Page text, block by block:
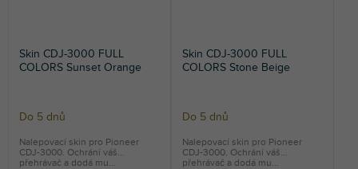
Skin CDJ-3000 FULL
COLORS Sunset Orange
Do 5 dnů
Nalepovací skin pro Pioneer
CDJ-3000. Ochrání váš
přehrávač a dodá mu...
Skin CDJ-3000 FULL
COLORS Stone Beige
Do 5 dnů
Nalepovací skin pro Pioneer
CDJ-3000. Ochrání váš
přehrávač a dodá mu...